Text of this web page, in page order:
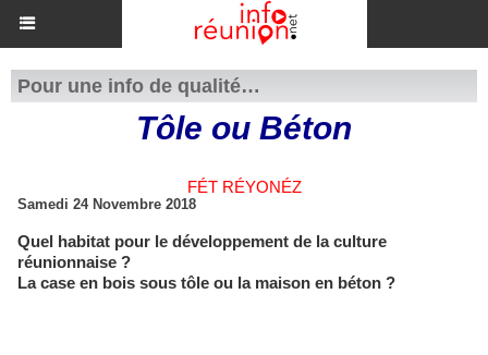
Pour une info de qualité…
Tôle ou Béton
FÉT RÉYONÉZ
Samedi 24 Novembre 2018
Quel habitat pour le développement de la culture
réunionnaise ?
La case en bois sous tôle ou la maison en béton ?